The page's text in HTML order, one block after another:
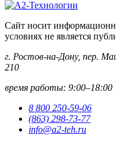
Сайт носит
условиях не является
г. Ростов-на-Дону, пер.
210
время работы: 9:00–18:00
8 800 250-59-06
(863) 298-73-77
info@a2-teh.ru